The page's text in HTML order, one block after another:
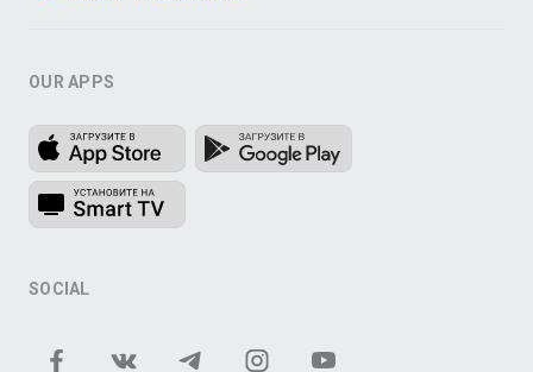
OUR APPS
SOCIAL